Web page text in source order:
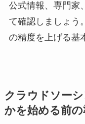
公式情報、専門家
て確認しましょう
の精度を上げる基
クラウドソー
かを始める前の